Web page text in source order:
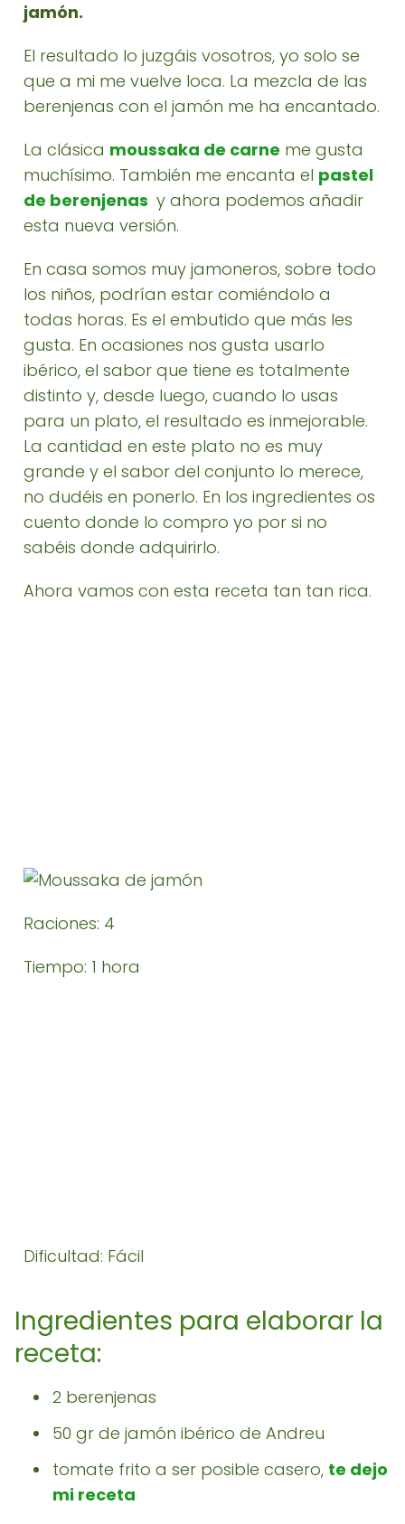
jamón.
El resultado lo juzgáis vosotros, yo solo se
que a mi me vuelve loca. La mezcla de las
berenjenas con el jamón me ha encantado.
La clásica moussaka de carne me gusta
muchísimo. También me encanta el pastel
de berenjenas y ahora podemos añadir
esta nueva versión.
En casa somos muy jamoneros, sobre todo
los niños, podrían estar comiéndolo a
todas horas. Es el embutido que más les
gusta. En ocasiones nos gusta usarlo
ibérico, el sabor que tiene es totalmente
distinto y, desde luego, cuando lo usas
para un plato, el resultado es inmejorable.
La cantidad en este plato no es muy
grande y el sabor del conjunto lo merece,
no dudéis en ponerlo. En los ingredientes os
cuento donde lo compro yo por si no
sabéis donde adquirirlo.
Ahora vamos con esta receta tan tan rica.
Raciones: 4
Tiempo: 1 hora
Dificultad: Fácil
Ingredientes para elaborar la
receta:
2 berenjenas
50 gr de jamón ibérico de Andreu
tomate frito a ser posible casero, te dejo
mi receta